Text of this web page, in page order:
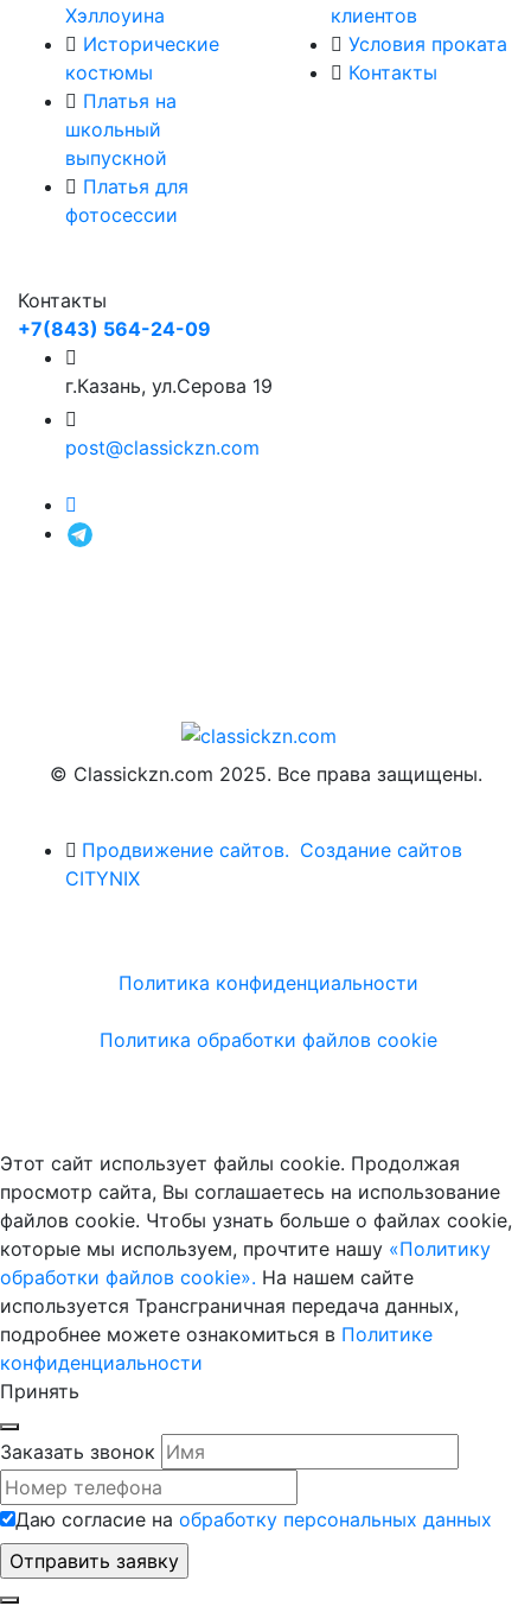
Хэллоуина
Исторические
костюмы
Платья на
школьный
выпускной
Платья для
фотосессии
клиентов
Условия проката
Контакты
Контакты
+7(843) 564-24-09
г.Казань, ул.Серова 19
post@classickzn.com
© Classickzn.com 2025. Все права защищены.
Продвижение сайтов. Создание сайтов
CITYNIX
Политика конфиденциальности
Политика обработки файлов cookie
Этот сайт использует файлы cookie. Продолжая
просмотр сайта, Вы соглашаетесь на использование
файлов cookie. Чтобы узнать больше о файлах cookie,
которые мы используем, прочтите нашу «Политику
обработки файлов cookie». На нашем сайте
используется Трансграничная передача данных,
подробнее можете ознакомиться в Политике
конфиденциальности
Принять
Заказать звонок
Даю согласие на обработку персональных данных